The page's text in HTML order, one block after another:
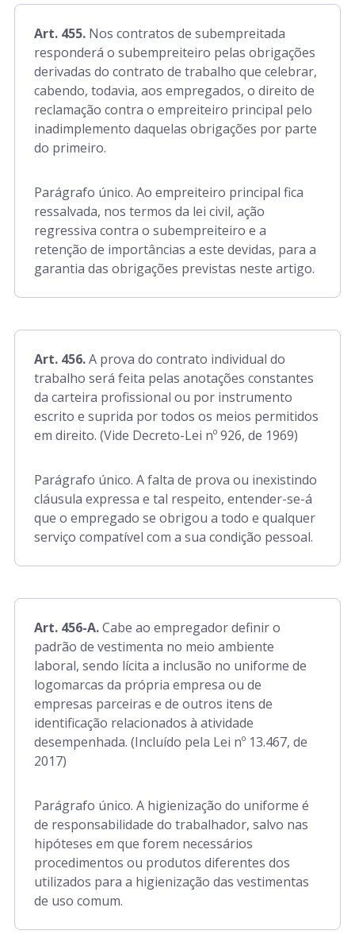
Art. 455. Nos contratos de subempreitada
responderá o subempreiteiro pelas obrigações
derivadas do contrato de trabalho que celebrar,
cabendo, todavia, aos empregados, o direito de
reclamação contra o empreiteiro principal pelo
inadimplemento daquelas obrigações por parte
do primeiro.
Parágrafo único. Ao empreiteiro principal fica
ressalvada, nos termos da lei civil, ação
regressiva contra o subempreiteiro e a
retenção de importâncias a este devidas, para a
garantia das obrigações previstas neste artigo.
Art. 456.A prova do contrato individual do
trabalho será feita pelas anotações constantes
da carteira profissional ou por instrumento
escrito e suprida por todos os meios permitidos
em direito. (Vide Decreto-Lei nº 926, de 1969)
Parágrafo único. A falta de prova ou inexistindo
cláusula expressa e tal respeito, entender-se-á
que o empregado se obrigou a todo e qualquer
serviço compatível com a sua condição pessoal.
Art. 456-A.Cabe ao empregador definir o
padrão de vestimenta no meio ambiente
laboral, sendo lícita a inclusão no uniforme de
logomarcas da própria empresa ou de
empresas parceiras e de outros itens de
identificação relacionados à atividade
desempenhada. (Incluído pela Lei nº 13.467, de
2017)
Parágrafo único. A higienização do uniforme é
de responsabilidade do trabalhador, salvo nas
hipóteses em que forem necessários
procedimentos ou produtos diferentes dos
utilizados para a higienização das vestimentas
de uso comum.